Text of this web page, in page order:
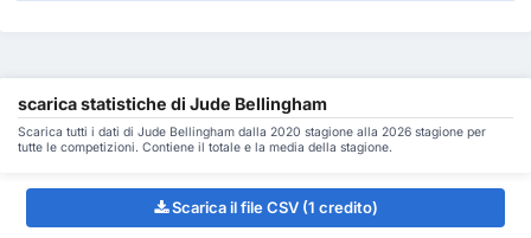
scarica statistiche di Jude Bellingham
Scarica tutti i dati di Jude Bellingham dalla 2020 stagione alla 2026 stagione per
tutte le competizioni. Contiene il totale e la media della stagione.
Scarica il file CSV (1 credito)